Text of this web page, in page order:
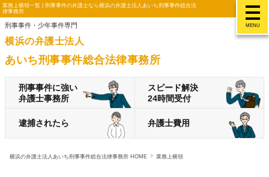
MENU
業務上横領一覧 | 刑事事件の弁護士なら横浜の弁護士法人あいち刑事事件総合法
律事務所
刑事事件・少年事件専門
横浜の弁護士法人
あいち刑事事件総合法律事務所
刑事事件に強い
弁護士事務所
スピード解決
24時間受付
逮捕されたら 弁護士費用
横浜の弁護士法人あいち刑事事件総合法律事務所 HOME 業務上横領